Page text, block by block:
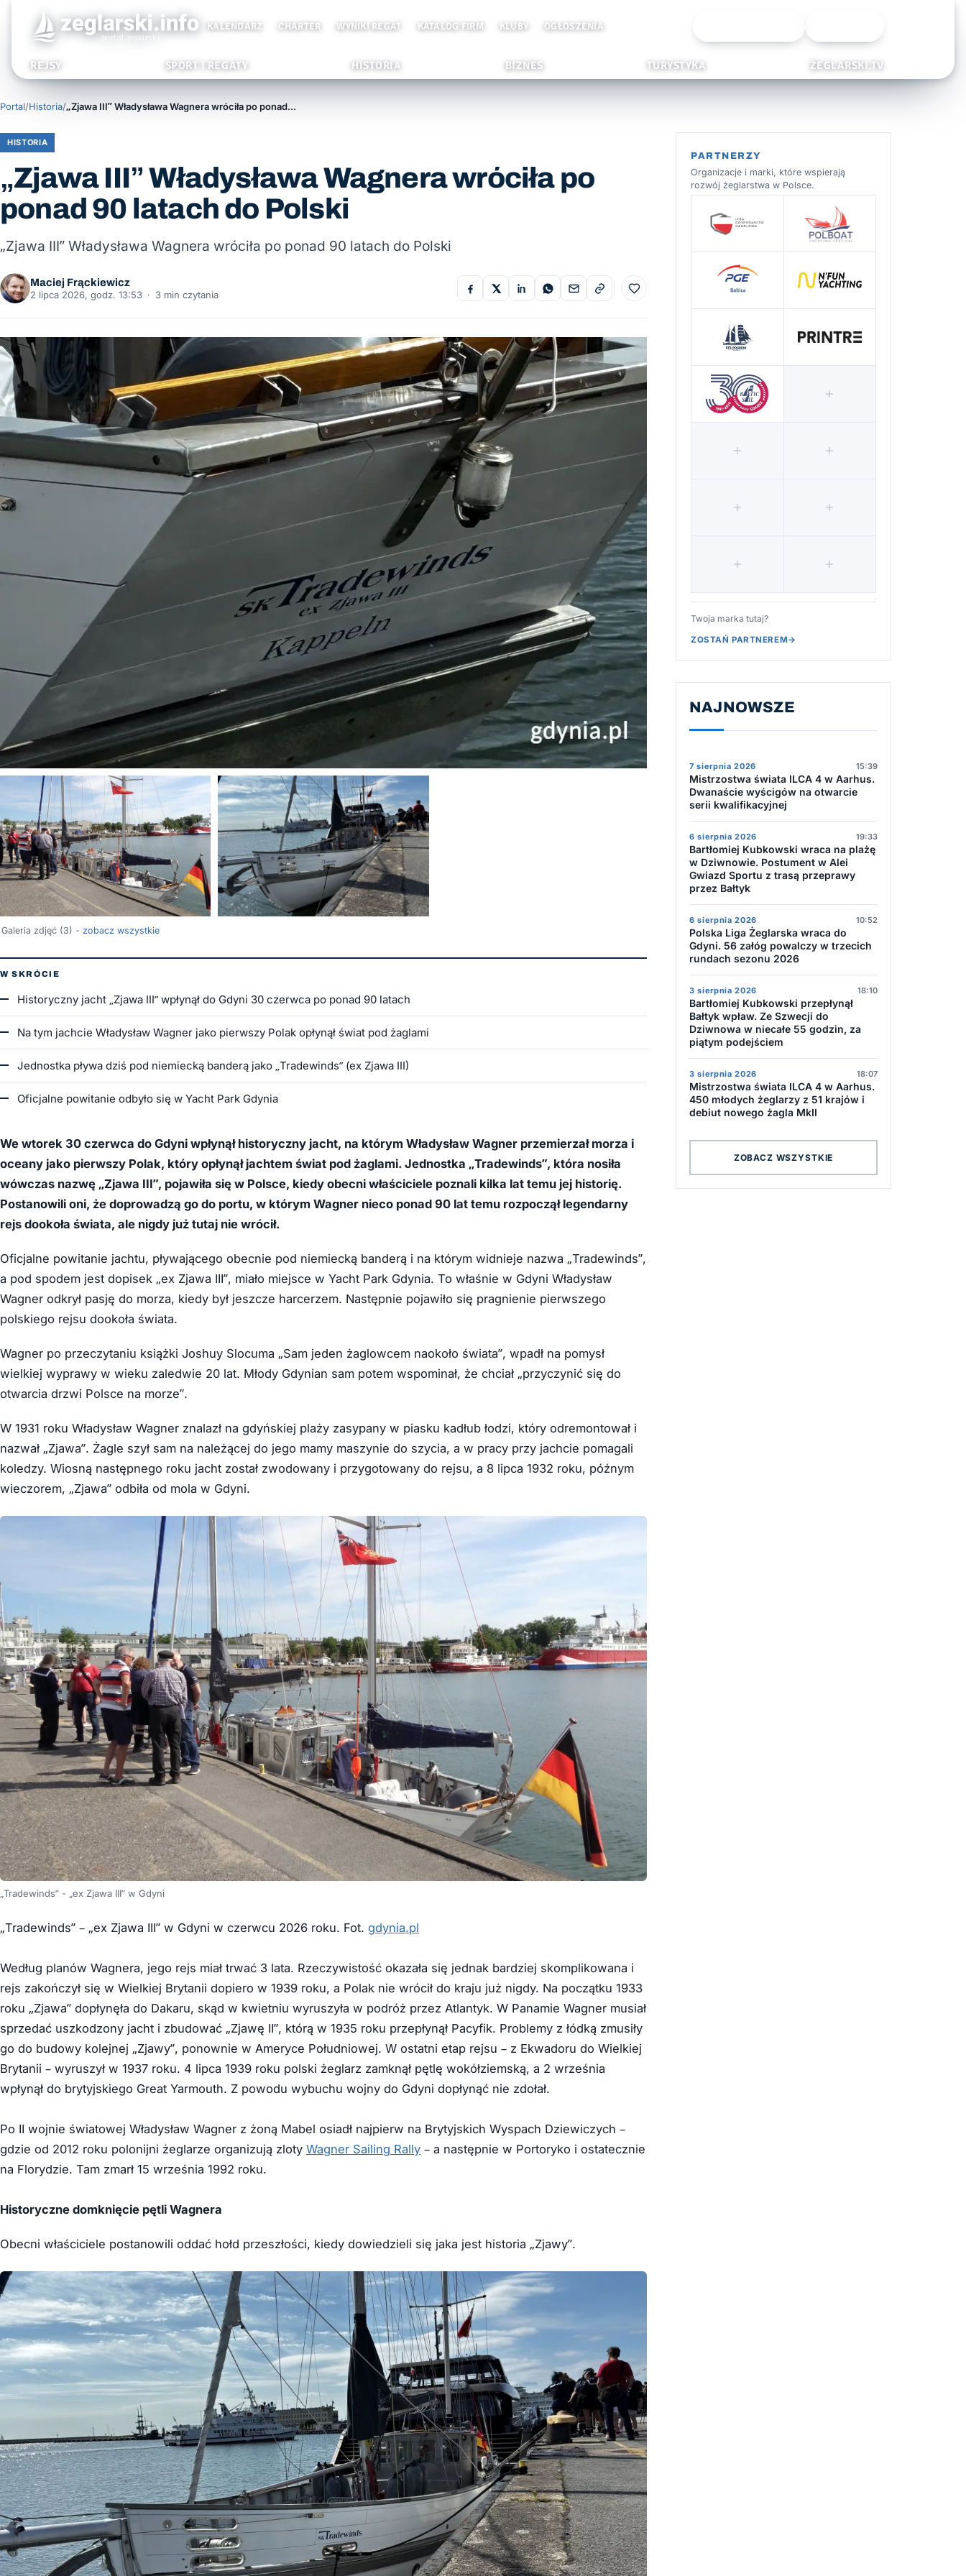
KALENDARZ CHARTER WYNIKI REGAT KATALOG FIRM KLUBY OGŁOSZENIA
REJSY SPORT I REGATY HISTORIA BIZNES TURYSTYKA ŻEGLARSKI.TV
Portal/Historia/ „Zjawa III” Władysława Wagnera wróciła po ponad 90 latach do Polski
HISTORIA
„Zjawa III” Władysława Wagnera wróciła po
ponad 90 latach do Polski
„Zjawa III” Władysława Wagnera wróciła po ponad 90 latach do Polski
Maciej Frąckiewicz
2 lipca 2026, godz. 13:53 · 3 min czytania Do ulubionych
Galeria zdjęć (3) - zobacz wszystkie
W SKRÓCIE
Historyczny jacht „Zjawa III” wpłynął do Gdyni 30 czerwca po ponad 90 latach
Na tym jachcie Władysław Wagner jako pierwszy Polak opłynął świat pod żaglami
Jednostka pływa dziś pod niemiecką banderą jako „Tradewinds” (ex Zjawa III)
Oficjalne powitanie odbyło się w Yacht Park Gdynia
We wtorek 30 czerwca do Gdyni wpłynął historyczny jacht, na którym Władysław Wagner przemierzał morza i
oceany jako pierwszy Polak, który opłynął jachtem świat pod żaglami. Jednostka „Tradewinds”, która nosiła
wówczas nazwę „Zjawa III”, pojawiła się w Polsce, kiedy obecni właściciele poznali kilka lat temu jej historię.
Postanowili oni, że doprowadzą go do portu, w którym Wagner nieco ponad 90 lat temu rozpoczął legendarny
rejs dookoła świata, ale nigdy już tutaj nie wrócił.
Oficjalne powitanie jachtu, pływającego obecnie pod niemiecką banderą i na którym widnieje nazwa „Tradewinds”,
a pod spodem jest dopisek „ex Zjawa III”, miało miejsce w Yacht Park Gdynia. To właśnie w Gdyni Władysław
Wagner odkrył pasję do morza, kiedy był jeszcze harcerzem. Następnie pojawiło się pragnienie pierwszego
polskiego rejsu dookoła świata.
Wagner po przeczytaniu książki Joshuy Slocuma „Sam jeden żaglowcem naokoło świata”, wpadł na pomysł
wielkiej wyprawy w wieku zaledwie 20 lat. Młody Gdynian sam potem wspominał, że chciał „przyczynić się do
otwarcia drzwi Polsce na morze”.
W 1931 roku Władysław Wagner znalazł na gdyńskiej plaży zasypany w piasku kadłub łodzi, który odremontował i
nazwał „Zjawa”. Żagle szył sam na należącej do jego mamy maszynie do szycia, a w pracy przy jachcie pomagali
koledzy. Wiosną następnego roku jacht został zwodowany i przygotowany do rejsu, a 8 lipca 1932 roku, późnym
wieczorem, „Zjawa” odbiła od mola w Gdyni.
„Tradewinds” - „ex Zjawa III” w Gdyni
„Tradewinds” – „ex Zjawa III” w Gdyni w czerwcu 2026 roku. Fot. gdynia.pl
Według planów Wagnera, jego rejs miał trwać 3 lata. Rzeczywistość okazała się jednak bardziej skomplikowana i
rejs zakończył się w Wielkiej Brytanii dopiero w 1939 roku, a Polak nie wrócił do kraju już nigdy. Na początku 1933
roku „Zjawa” dopłynęła do Dakaru, skąd w kwietniu wyruszyła w podróż przez Atlantyk. W Panamie Wagner musiał
sprzedać uszkodzony jacht i zbudować „Zjawę II”, którą w 1935 roku przepłynął Pacyfik. Problemy z łódką zmusiły
go do budowy kolejnej „Zjawy”, ponownie w Ameryce Południowej. W ostatni etap rejsu – z Ekwadoru do Wielkiej
Brytanii – wyruszył w 1937 roku. 4 lipca 1939 roku polski żeglarz zamknął pętlę wokółziemską, a 2 września
wpłynął do brytyjskiego Great Yarmouth. Z powodu wybuchu wojny do Gdyni dopłynąć nie zdołał.
Po II wojnie światowej Władysław Wagner z żoną Mabel osiadł najpierw na Brytyjskich Wyspach Dziewiczych –
gdzie od 2012 roku polonijni żeglarze organizują zloty Wagner Sailing Rally – a następnie w Portoryko i ostatecznie
na Florydzie. Tam zmarł 15 września 1992 roku.
Historyczne domknięcie pętli Wagnera
Obecni właściciele postanowili oddać hołd przeszłości, kiedy dowiedzieli się jaka jest historia „Zjawy”.
PARTNERZY
Organizacje i marki, które wspierają
rozwój żeglarstwa w Polsce.
Twoja marka tutaj?
ZOSTAŃ PARTNEREM→
NAJNOWSZE
7 sierpnia 2026 15:39
Mistrzostwa świata ILCA 4 w Aarhus.
Dwanaście wyścigów na otwarcie
serii kwalifikacyjnej
6 sierpnia 2026 19:33
Bartłomiej Kubkowski wraca na plażę
w Dziwnowie. Postument w Alei
Gwiazd Sportu z trasą przeprawy
przez Bałtyk
6 sierpnia 2026 10:52
Polska Liga Żeglarska wraca do
Gdyni. 56 załóg powalczy w trzecich
rundach sezonu 2026
3 sierpnia 2026 18:10
Bartłomiej Kubkowski przepłynął
Bałtyk wpław. Ze Szwecji do
Dziwnowa w niecałe 55 godzin, za
piątym podejściem
3 sierpnia 2026 18:07
Mistrzostwa świata ILCA 4 w Aarhus.
450 młodych żeglarzy z 51 krajów i
debiut nowego żagla MkII
ZOBACZ WSZYSTKIE